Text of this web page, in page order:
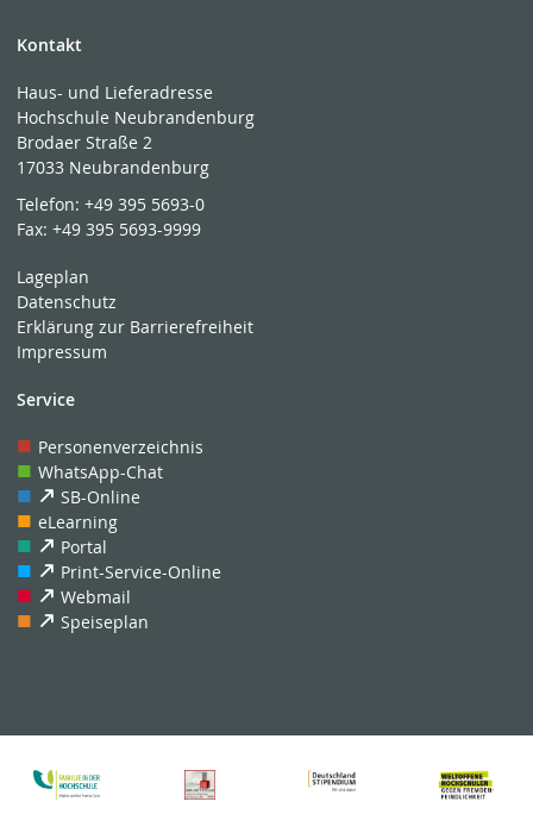
Kontakt
Haus- und Lieferadresse
Hochschule Neubrandenburg
Brodaer Straße 2
17033 Neubrandenburg
Telefon:+49 395 5693-0
Fax:+49 395 5693-9999
Lageplan
Datenschutz
Erklärung zur Barrierefreiheit
Impressum
Service
Personenverzeichnis
WhatsApp-Chat
SB-Online
eLearning
Portal
Print-Service-Online
Webmail
Speiseplan